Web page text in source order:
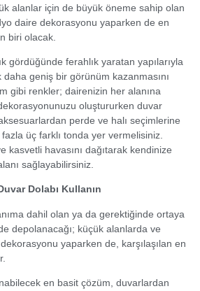
alanlar için de büyük öneme sahip olan
daire dekorasyonu yaparken de en
biri olacak.
gördüğünde ferahlık yaratan yapılarıyla
geniş bir görünüm kazanmasını
gibi renkler; dairenizin her alanına
oluştururken duvar
perde ve halı seçimlerine
üç farklı tonda yer vermelisiniz.
kasvetli havasını dağıtarak kendinize
sağlayabilirsiniz.
Dolabı Kullanın
dahil olan ya da gerektiğinde ortaya
depolanacağı; küçük alanlarda ve
yaparken de, karşılaşılan en
en basit çözüm, duvarlardan